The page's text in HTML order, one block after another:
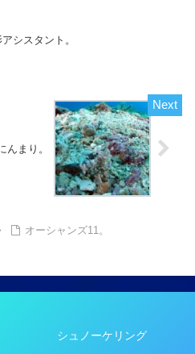
シスタント。
んまり。
オーシャンズ11。
シュノーケリング